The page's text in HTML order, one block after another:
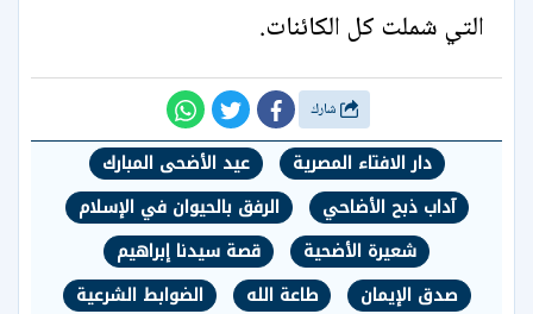
التي شملت كل الكائنات.
دار الافتاء المصرية
عيد الأضحى المبارك
آداب ذبح الأضاحي
الرفق بالحيوان في الإسلام
شعيرة الأضحية
قصة سيدنا إبراهيم
صدق الإيمان
طاعة الله
الضوابط الشرعية